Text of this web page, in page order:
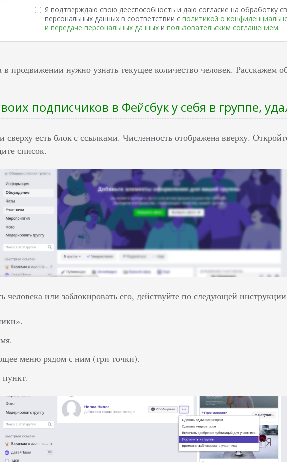
Я подтверждаю свою дееспособность и даю согласие на обработку
персональных данных в соответствии сполитикой о
и передаче персональных данных ипользовательским соглашением.
продвижении нужно узнать текущее количество человек. Расскажем
подписчиков в Фейсбук у себя в группе,
сверху есть блок с ссылками. Численность отображена вверху.
список.
человека или заблокировать его, действуйте по следующей
меню рядом с ним (три точки).